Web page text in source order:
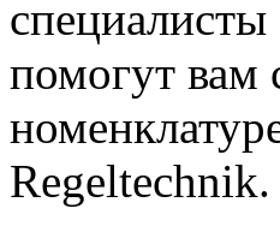
помогут вам
Regeltechnik.